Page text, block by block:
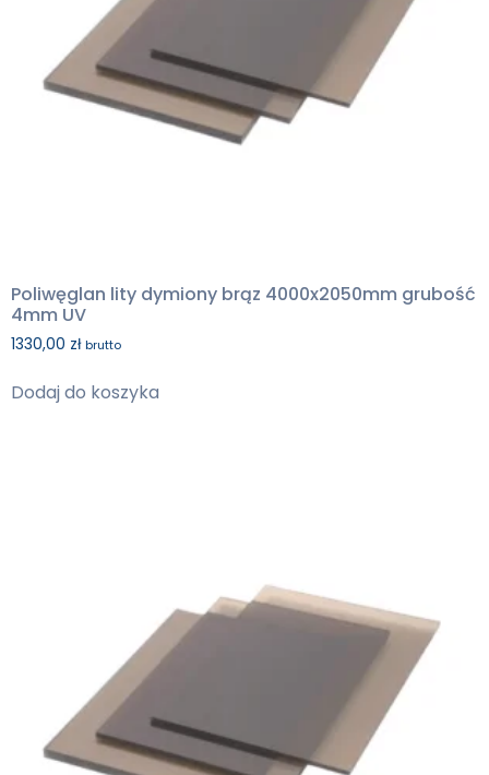
Poliwęglan lity dymiony brąz 4000x2050mm grubość
4mm UV
1330,00 zł brutto
Dodaj do koszyka